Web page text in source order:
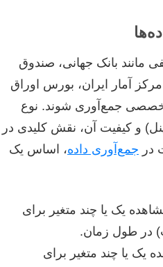
مانند بانک جهانی، صندوق
آمار ایران، بورس اوراق
تخصصی جمع‌آوری شوند. نوع
و کیفیت آن، نقش کلیدی در
در جمع‌آوری داده، اساس یک
یک یا چند متغیر برای
در طول زمان.
یک یا چند متغیر برای